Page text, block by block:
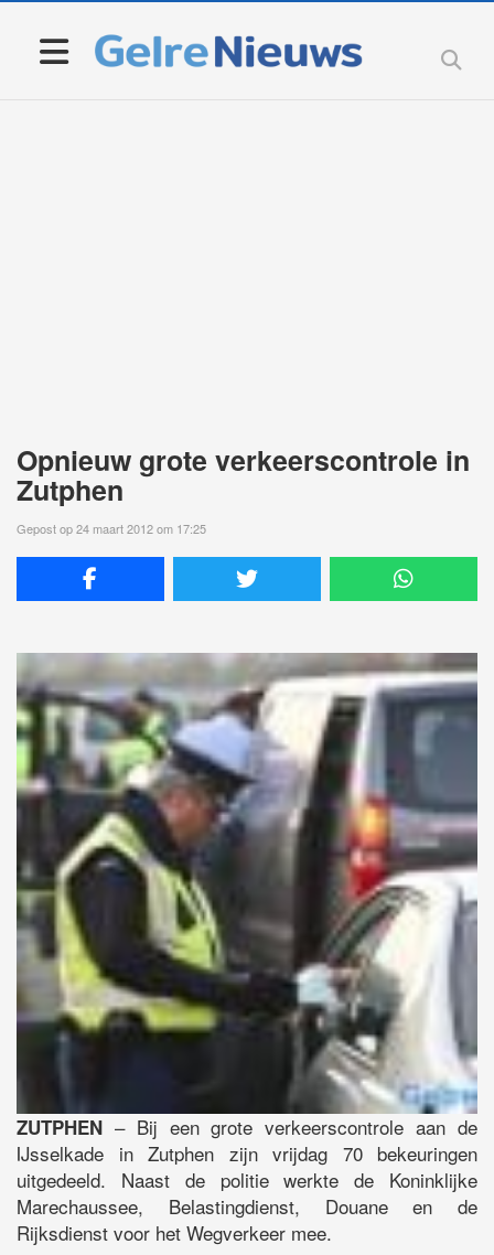
Opnieuw grote verkeerscontrole in
Zutphen
Gepost op 24 maart 2012 om 17:25
ZUTPHEN – Bij een grote verkeerscontrole aan de
IJsselkade in Zutphen zijn vrijdag 70 bekeuringen
uitgedeeld. Naast de politie werkte de Koninklijke
Marechaussee, Belastingdienst, Douane en de
Rijksdienst voor het Wegverkeer mee.